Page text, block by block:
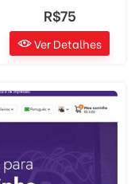
R$75
Ver Detalhes